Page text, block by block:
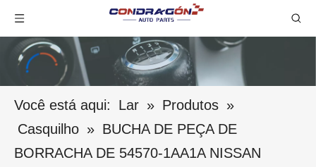
Você está aqui: Lar » Produtos »
Casquilho » BUCHA DE PEÇA DE
BORRACHA DE 54570-1AA1A NISSAN